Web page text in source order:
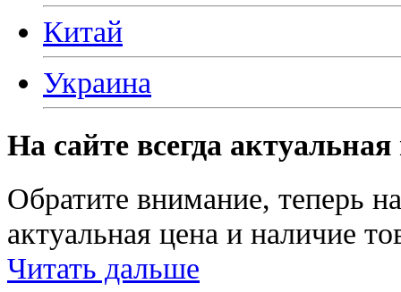
Китай
Украина
На сайте всегда
Обратите внимание, теперь
актуальная цена и наличие
Читать дальше